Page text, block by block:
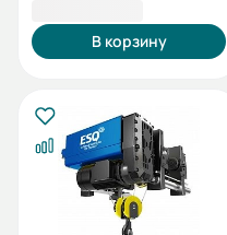
В корзину